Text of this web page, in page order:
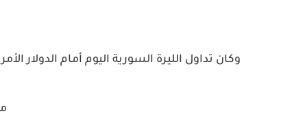
وكان تداول الليرة السورية اليوم أمام الدولار